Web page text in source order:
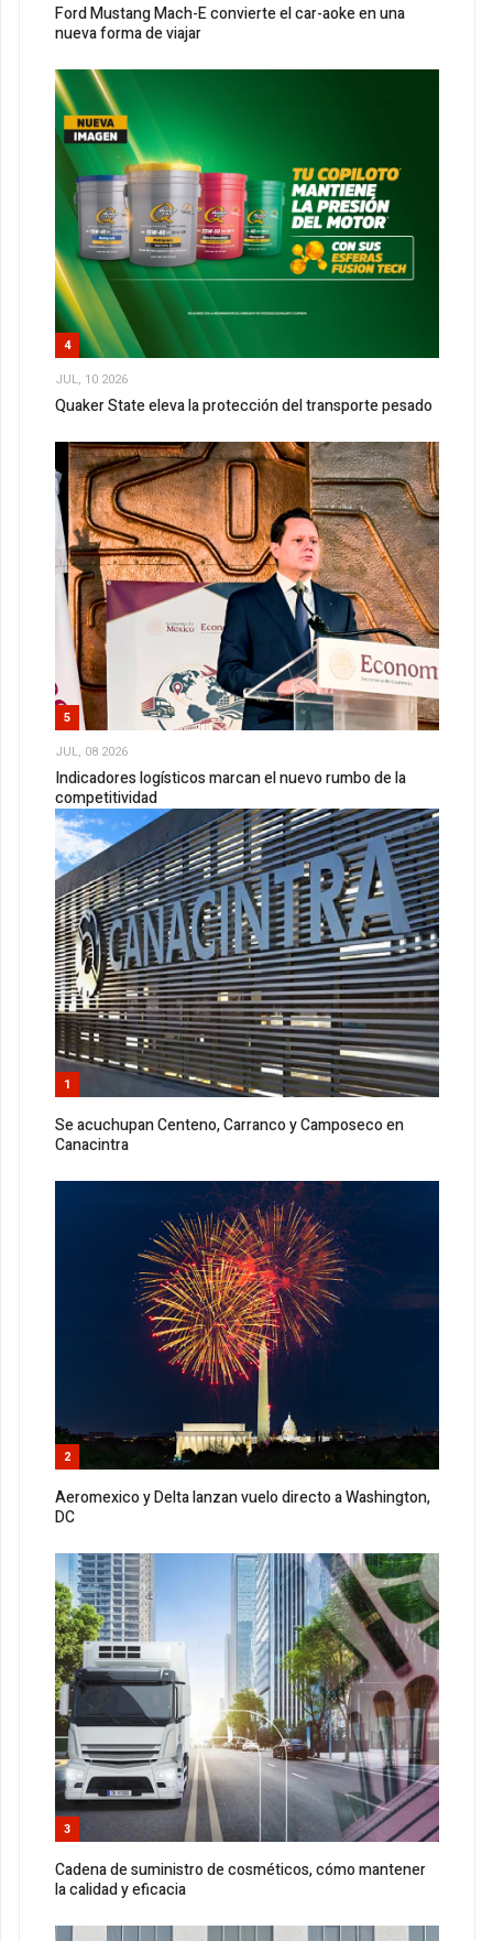
Ford Mustang Mach-E convierte el car-aoke en una
nueva forma de viajar
4
JUL, 10 2026
Quaker State eleva la protección del transporte pesado
5
JUL, 08 2026
Indicadores logísticos marcan el nuevo rumbo de la
competitividad
1
Se acuchupan Centeno, Carranco y Camposeco en
Canacintra
2
Aeromexico y Delta lanzan vuelo directo a Washington,
DC
3
Cadena de suministro de cosméticos, cómo mantener
la calidad y eficacia